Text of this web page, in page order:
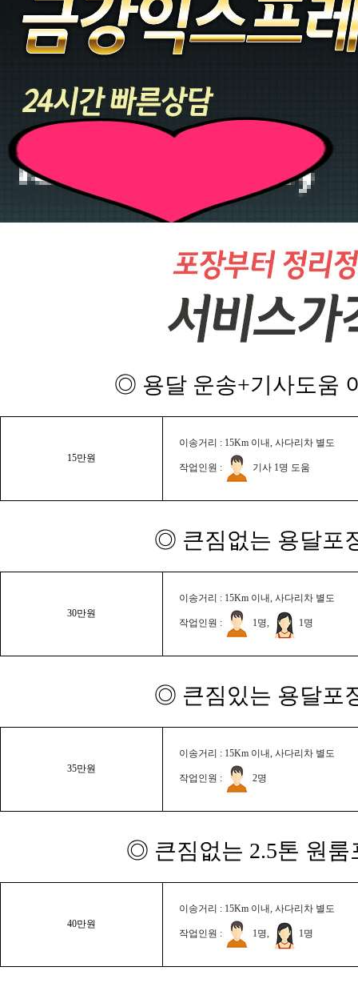
◎ 용달 운송+기사도움
15만원
이송거리 : 15Km 이내, 사다리차 별도
작업인원 : 기사 1명 도움
◎ 큰짐없는 용달포
30만원
이송거리 : 15Km 이내, 사다리차 별도
작업인원 : 1명, 1명
◎ 큰짐있는 용달포
35만원
이송거리 : 15Km 이내, 사다리차 별도
작업인원 : 2명
◎ 큰짐없는 2.5톤 원룸
40만원
이송거리 : 15Km 이내, 사다리차 별도
작업인원 : 1명, 1명